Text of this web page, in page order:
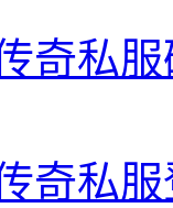
奇私
奇私